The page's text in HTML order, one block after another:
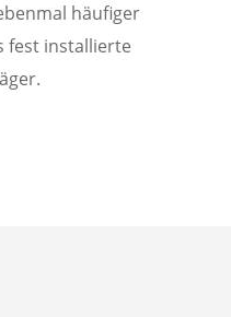
häufiger
fest installierte